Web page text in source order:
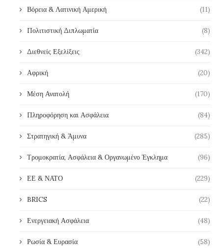
Βόρεια & Λατινική Αμερική (11)
Πολιτιστική Διπλωματία (8)
Διεθνείς Εξελίξεις (342)
Αφρική (20)
Μέση Ανατολή (170)
Πληροφόρηση και Ασφάλεια (84)
Στρατηγική & Άμυνα (285)
Τρομοκρατία, Ασφάλεια & Οργανωμένο Έγκλημα (96)
ΕΕ & ΝΑΤΟ (229)
BRICS (22)
Ενεργειακή Ασφάλεια (48)
Ρωσία & Ευρασία (58)